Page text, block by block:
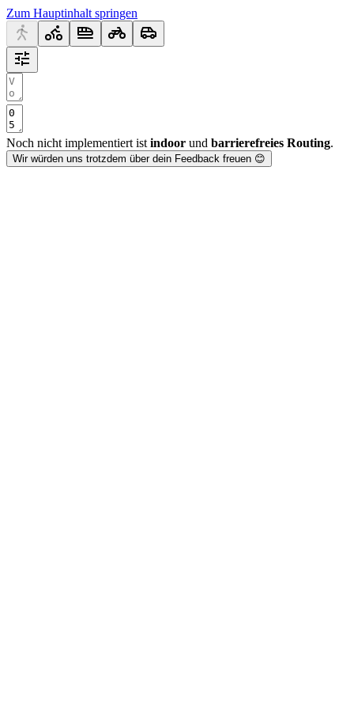
Zum Hauptinhalt springen
Noch nicht implementiert ist indoor und barrierefreies Routing.
Wir würden uns trotzdem über dein Feedback freuen 😊